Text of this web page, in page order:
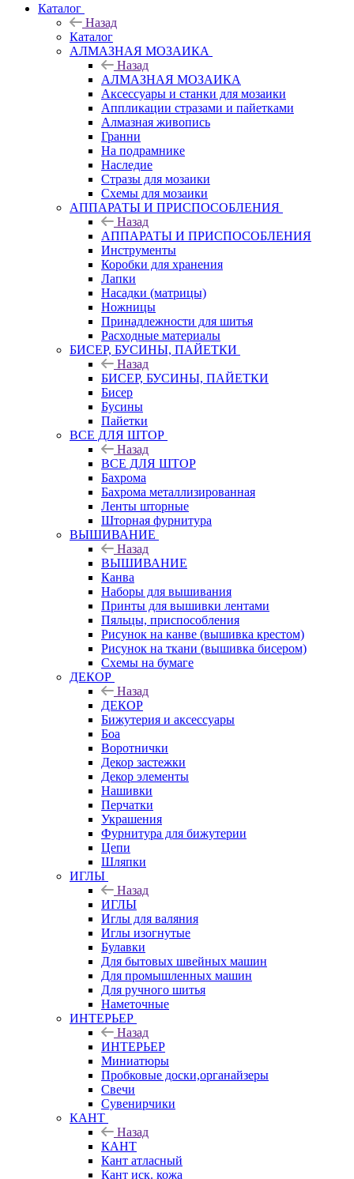
Каталог
Назад
Каталог
АЛМАЗНАЯ МОЗАИКА
Назад
АЛМАЗНАЯ МОЗАИКА
Аксессуары и станки для мозаики
Аппликации стразами и пайетками
Алмазная живопись
Гранни
На подрамнике
Наследие
Стразы для мозаики
Схемы для мозаики
АППАРАТЫ И ПРИСПОСОБЛЕНИЯ
Назад
АППАРАТЫ И ПРИСПОСОБЛЕНИЯ
Инструменты
Коробки для хранения
Лапки
Насадки (матрицы)
Ножницы
Принадлежности для шитья
Расходные материалы
БИСЕР, БУСИНЫ, ПАЙЕТКИ
Назад
БИСЕР, БУСИНЫ, ПАЙЕТКИ
Бисер
Бусины
Пайетки
ВСЕ ДЛЯ ШТОР
Назад
ВСЕ ДЛЯ ШТОР
Бахрома
Бахрома металлизированная
Ленты шторные
Шторная фурнитура
ВЫШИВАНИЕ
Назад
ВЫШИВАНИЕ
Канва
Наборы для вышивания
Принты для вышивки лентами
Пяльцы, приспособления
Рисунок на канве (вышивка крестом)
Рисунок на ткани (вышивка бисером)
Схемы на бумаге
ДЕКОР
Назад
ДЕКОР
Бижутерия и аксессуары
Боа
Воротнички
Декор застежки
Декор элементы
Нашивки
Перчатки
Украшения
Фурнитура для бижутерии
Цепи
Шляпки
ИГЛЫ
Назад
ИГЛЫ
Иглы для валяния
Иглы изогнутые
Булавки
Для бытовых швейных машин
Для промышленных машин
Для ручного шитья
Наметочные
ИНТЕРЬЕР
Назад
ИНТЕРЬЕР
Миниатюры
Пробковые доски,органайзеры
Свечи
Сувенирчики
КАНТ
Назад
КАНТ
Кант атласный
Кант иск. кожа